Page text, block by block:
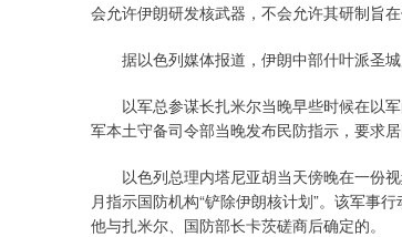
会允许伊朗研发核武器，不会允许其研制旨
据以色列媒体报道，伊朗中部什叶派圣城
以军总参谋长扎米尔当晚早些时候在以军
军本土守备司令部当晚发布民防指示，要求
以色列总理内塔尼亚胡当天傍晚在一份视
月指示国防机构“铲除伊朗核计划”。该军事
他与扎米尔、国防部长卡茨磋商后确定的。